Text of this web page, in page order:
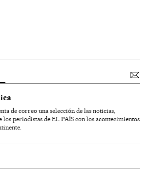
de correo una selección de las noticias,
los periodistas de EL PAÍS con los acontecimientos